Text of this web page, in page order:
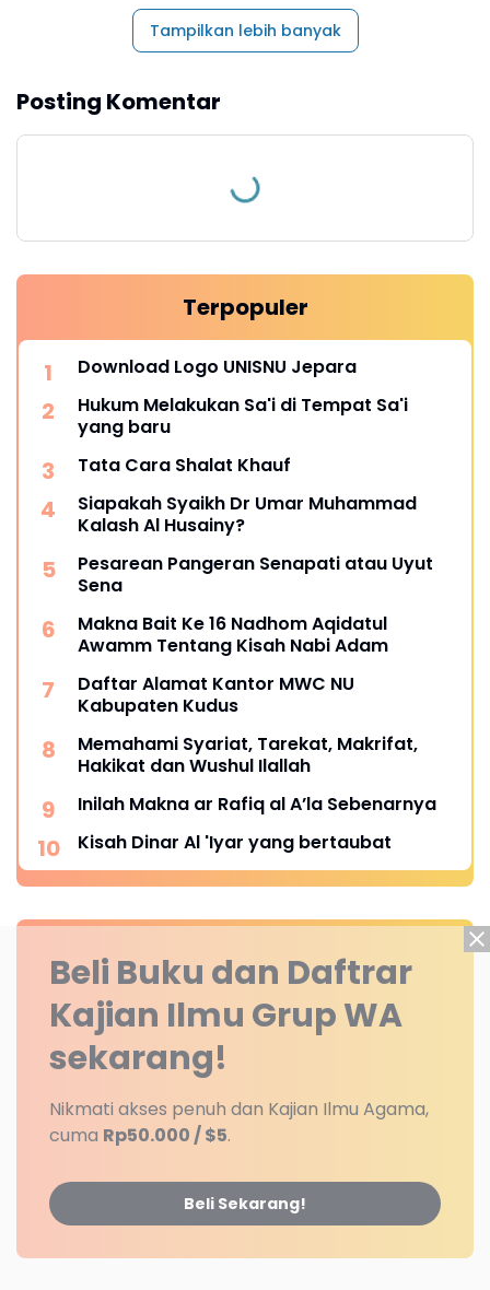
Tampilkan lebih banyak
Posting Komentar
Terpopuler
Download Logo UNISNU Jepara
Hukum Melakukan Sa'i di Tempat Sa'i
yang baru
Tata Cara Shalat Khauf
Siapakah Syaikh Dr Umar Muhammad
Kalash Al Husainy?
Pesarean Pangeran Senapati atau Uyut
Sena
Makna Bait Ke 16 Nadhom Aqidatul
Awamm Tentang Kisah Nabi Adam
Daftar Alamat Kantor MWC NU
Kabupaten Kudus
Memahami Syariat, Tarekat, Makrifat,
Hakikat dan Wushul Ilallah
Inilah Makna ar Rafiq al A’la Sebenarnya
Kisah Dinar Al 'Iyar yang bertaubat
Beli Buku dan Daftrar
Kajian Ilmu Grup WA
sekarang!
Nikmati akses penuh dan Kajian Ilmu Agama,
cuma Rp50.000 / $5.
Beli Sekarang!